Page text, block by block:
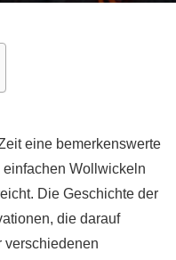
eine bemerkenswerte
Wollwickeln
Die Geschichte der
die darauf
verschiedenen